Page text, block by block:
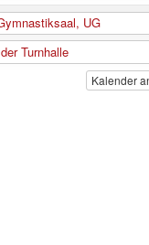
UG
Turnhalle
Kalender